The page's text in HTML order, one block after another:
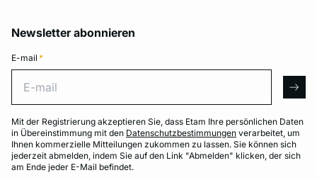
Newsletter abonnieren
E-mail *
Mit der Registrierung akzeptieren Sie, dass Etam Ihre persönlichen Daten
in Übereinstimmung mit den Datenschutzbestimmungen verarbeitet, um
Ihnen kommerzielle Mitteilungen zukommen zu lassen. Sie können sich
jederzeit abmelden, indem Sie auf den Link "Abmelden" klicken, der sich
am Ende jeder E-Mail befindet.